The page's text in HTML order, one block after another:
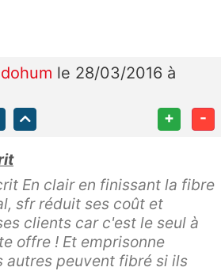
le 28/03/2016 à
+ -
En clair en finissant la fibre
sfr réduit ses coût et
clients car c'est le seul à
offre ! Et emprisonne
autres peuvent fibré si ils